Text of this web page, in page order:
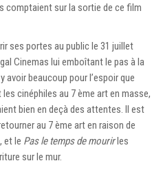
comptaient sur la sortie de ce film
ses portes au public le 31 juillet
Cinemas lui emboîtant le pas à la
avoir beaucoup pour l’espoir que
cinéphiles au 7 ème art en masse,
bien en deçà des attentes. Il est
au 7 ème art en raison de
et le Pas le temps de mourirles
sur le mur.